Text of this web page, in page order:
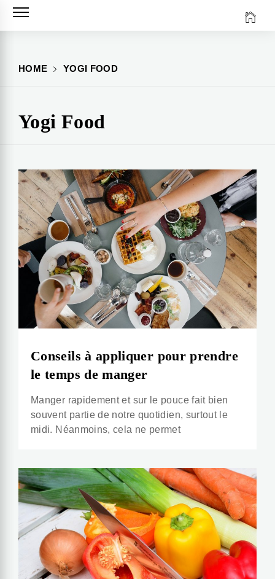
Skip
HOME YOGI FOOD
Yogi Food
Conseils à appliquer pour prendre
le temps de manger
Manger rapidement et sur le pouce fait bien
souvent partie de notre quotidien, surtout le
midi. Néanmoins, cela ne permet